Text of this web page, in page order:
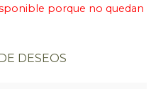
porque no quedan
DESEOS